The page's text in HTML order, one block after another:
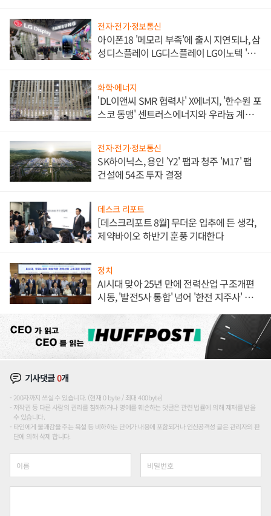
전자·전기·정보통신
아이폰18 '메모리 부족'에 출시 지연되나, 삼
성디스플레이 LG디스플레이 LG이노텍 '탈
화학·에너지
'DL이앤씨 SMR 협력사' X에너지, '한수원 포
스코 동맹' 센트러스에너지와 우라늄 계약
전자·전기·정보통신
SK하이닉스, 용인 'Y2' 팹과 청주 'M17' 팹
건설에 54조 투자 결정
데스크 리포트
[데스크리포트 8월] 무더운 입추에 든 생각,
제약바이오 하반기 훈풍 기대한다
정치
AI시대 맞아 25년 만에 전력산업 구조개편
시동, '발전5사 통합' 넘어 '한전 지주사' 재편
기사댓글0개
200자까지 쓰실 수 있습니다. (현재 0 byte / 최대 400byte)
저작권 등 다른 사람의 권리를 침해하거나 명예를 훼손하는 댓글은 관련 법률에 의해 제재를 받을
수 있습니다.
타인에게 불쾌감을 주는 욕설 등 비하하는 단어가 내용에 포함되거나 인신공격성 글은 관리자의 판
단에 의해 삭제 합니다.